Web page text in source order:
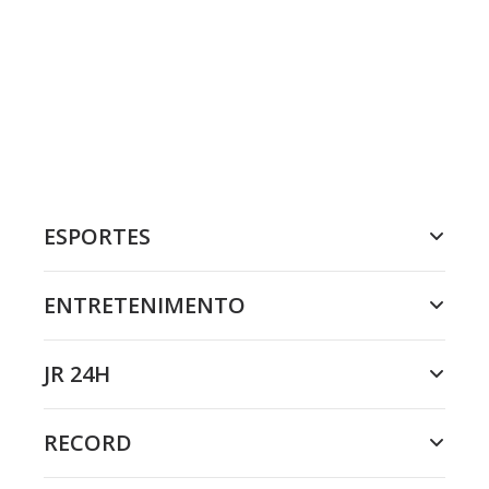
ESPORTES
ENTRETENIMENTO
JR 24H
RECORD